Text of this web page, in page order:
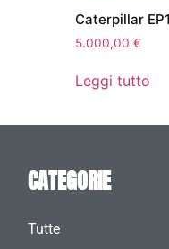
Caterpillar
5.000,00 €
Leggi tutto
CATEGORIE
Tutte